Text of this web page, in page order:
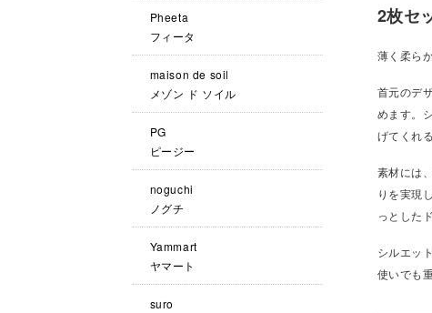
Pheeta
フィータ
maison de soil
メゾン ド ソイル
PG
ピージー
noguchi
ノグチ
Yammart
ヤマート
suro
2枚セ
薄く柔ら
首元のデ
めます。
げてくれ
素材には
りを実現
っとした
シルエッ
使いでも